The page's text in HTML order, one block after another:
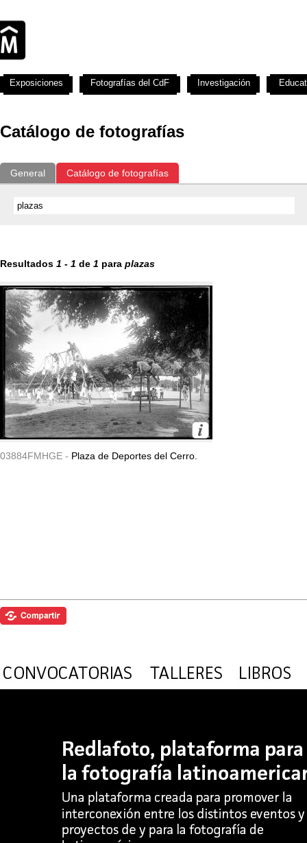
Catálogo de fotografías
General Catálogo de fotografías
Resultados 1 - 1 de 1 para plazas
03884FMHGE - Plaza de Deportes del Cerro.
Exposiciones Fotografías del CdF Investigación